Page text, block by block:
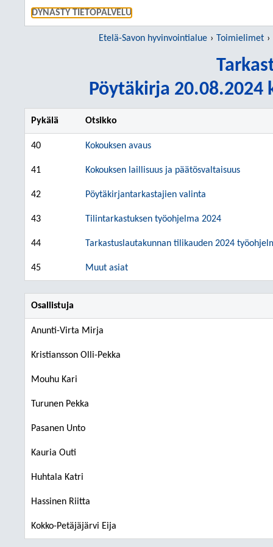
DYNASTY TIETOPALVELU
Etelä-Savon hyvinvointialue Toimielimet
Pöytäkirja 20.08.2024
Pykälä Otsikko
40 Kokouksen avaus
41 Kokouksen laillisuus ja päätösvaltaisuus
42 Pöytäkirjantarkastajien valinta
43 Tilintarkastuksen työohjelma 2024
44 Tarkastuslautakunnan tilikauden 2024
45 Muut asiat
Osallistuja
Anunti-Virta Mirja
Kristiansson Olli-Pekka
Mouhu Kari
Turunen Pekka
Pasanen Unto
Kauria Outi
Huhtala Katri
Hassinen Riitta
Kokko-Petäjäjärvi Eija